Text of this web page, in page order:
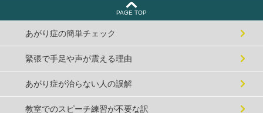
PAGE TOP
あがり症の簡単チェック
緊張で手足や声が震える理由
あがり症が治らない人の誤解
教室でのスピーチ練習が不要な訳